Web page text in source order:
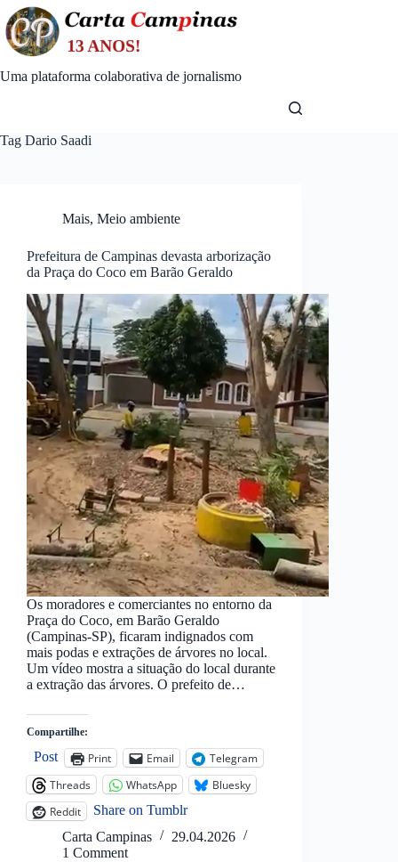
Skip
to
content
Uma plataforma colaborativa de jornalismo
Tag Dario Saadi
Mais, Meio ambiente
Prefeitura de Campinas devasta arborização
da Praça do Coco em Barão Geraldo
Os moradores e comerciantes no entorno da
Praça do Coco, em Barão Geraldo
(Campinas-SP), ficaram indignados com
mais podas e extrações de árvores no local.
Um vídeo mostra a situação do local durante
a extração das árvores. O prefeito de…
Compartilhe:
Post Print Email
Telegram
Threads
WhatsApp
Bluesky
Reddit
Share on Tumblr
Carta Campinas
29.04.2026
1 Comment